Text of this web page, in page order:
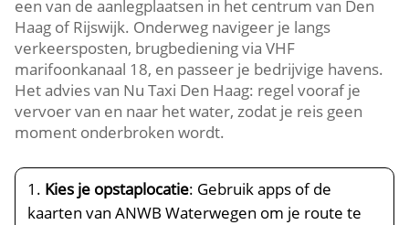
een van de aanlegplaatsen in het centrum van Den
Haag of Rijswijk.​ Onderweg navigeer je langs
verkeersposten, brugbediening via VHF
marifoonkanaal 18, en passeer je bedrijvige havens.​
Het advies van Nu Taxi Den Haag: regel vooraf je
vervoer van en naar het water, zodat je reis geen
moment onderbroken wordt.​
Kies je opstaplocatie: Gebruik apps of de
kaarten van ANWB Waterwegen om je route te